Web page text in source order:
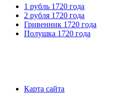
1 рубль 1720 года
2 рубля 1720 года
Гривенник 1720 года
Полушка 1720 года
Карта сайта